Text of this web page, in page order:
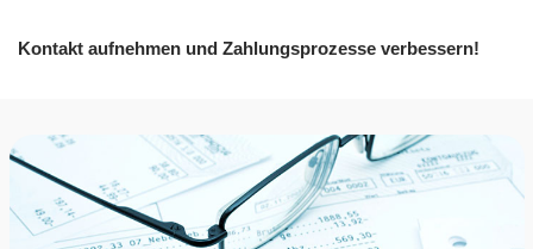
Kontakt aufnehmen und Zahlungsprozesse verbessern!